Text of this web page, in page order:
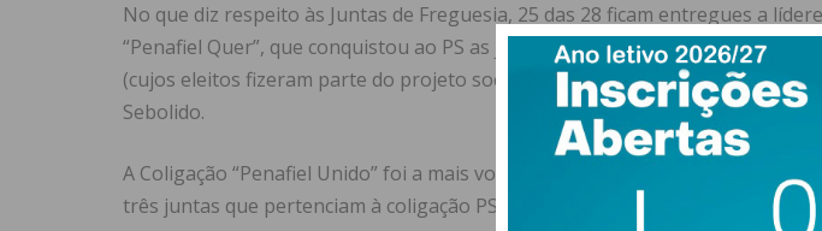
No que diz respeito às Juntas de Freguesia, 25 das 28 ficam entregues a
“Penafiel Quer”, que conquistou ao PS as juntas de São Mamede de
(cujos eleitos fizeram parte do projeto socialista em 2017) e ganhou os
Sebolido.
A Coligação “Penafiel Unido” foi a mais votada em três freguesias: Abragão,
três juntas que pertenciam à coligação PSD/CDS-PP.